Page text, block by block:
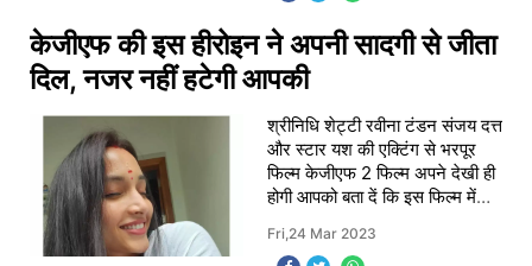
केजीएफ की इस हीरोइन ने अपनी सादगी से जीता
दिल, नजर नहीं हटेगी आपकी
श्रीनिधि शेट्टी रवीना टंडन संजय दत्त
और स्टार यश की एक्टिंग से भरपूर
फिल्म केजीएफ 2 फिल्म अपने देखी ही
होगी आपको बता दें कि इस फिल्म में
किरदार श्रीनिधि ने निभाया था जो
Fri,24 Mar 2023